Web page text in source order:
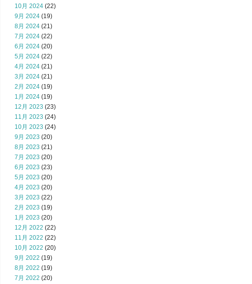
10月 2024 (22)
9月 2024 (19)
8月 2024 (21)
7月 2024 (22)
6月 2024 (20)
5月 2024 (22)
4月 2024 (21)
3月 2024 (21)
2月 2024 (19)
1月 2024 (19)
12月 2023 (23)
11月 2023 (24)
10月 2023 (24)
9月 2023 (20)
8月 2023 (21)
7月 2023 (20)
6月 2023 (23)
5月 2023 (20)
4月 2023 (20)
3月 2023 (22)
2月 2023 (19)
1月 2023 (20)
12月 2022 (22)
11月 2022 (22)
10月 2022 (20)
9月 2022 (19)
8月 2022 (19)
7月 2022 (20)